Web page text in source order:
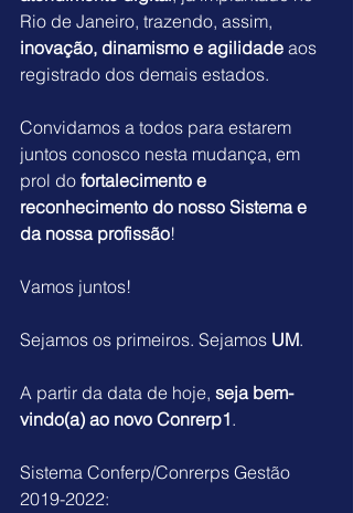
Rio de Janeiro, trazendo, assim,
inovação, dinamismo e agilidade aos
registrado dos demais estados.
Convidamos a todos para estarem
juntos conosco nesta mudança, em
prol do fortalecimento e
reconhecimento do nosso Sistema e
da nossa profissão!
Vamos juntos!
Sejamos os primeiros. Sejamos UM.
A partir da data de hoje, seja bem-
vindo(a) ao novo Conrerp1.
Sistema Conferp/Conrerps Gestão
2019-2022: